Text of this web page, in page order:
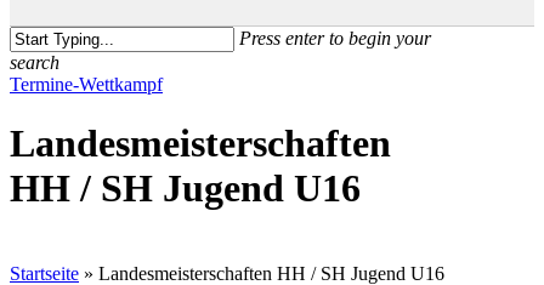
Press enter to begin your
search
Close
Termine-Wettkampf
Landesmeisterschaften
HH / SH Jugend U16
Startseite » Landesmeisterschaften HH / SH Jugend U16